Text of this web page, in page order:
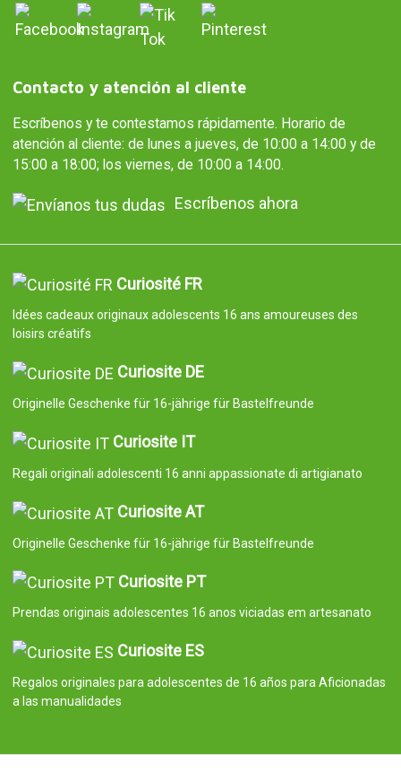
Contacto y atención al cliente
Escríbenos y te contestamos rápidamente. Horario de
atención al cliente: de lunes a jueves, de 10:00 a 14:00 y de
15:00 a 18:00; los viernes, de 10:00 a 14:00.
Escríbenos ahora
Curiosité FR
Idées cadeaux originaux adolescents 16 ans amoureuses des
loisirs créatifs
Curiosite DE
Originelle Geschenke für 16-jährige für Bastelfreunde
Curiosite IT
Regali originali adolescenti 16 anni appassionate di artigianato
Curiosite AT
Originelle Geschenke für 16-jährige für Bastelfreunde
Curiosite PT
Prendas originais adolescentes 16 anos viciadas em artesanato
Curiosite ES
Regalos originales para adolescentes de 16 años para Aficionadas
a las manualidades